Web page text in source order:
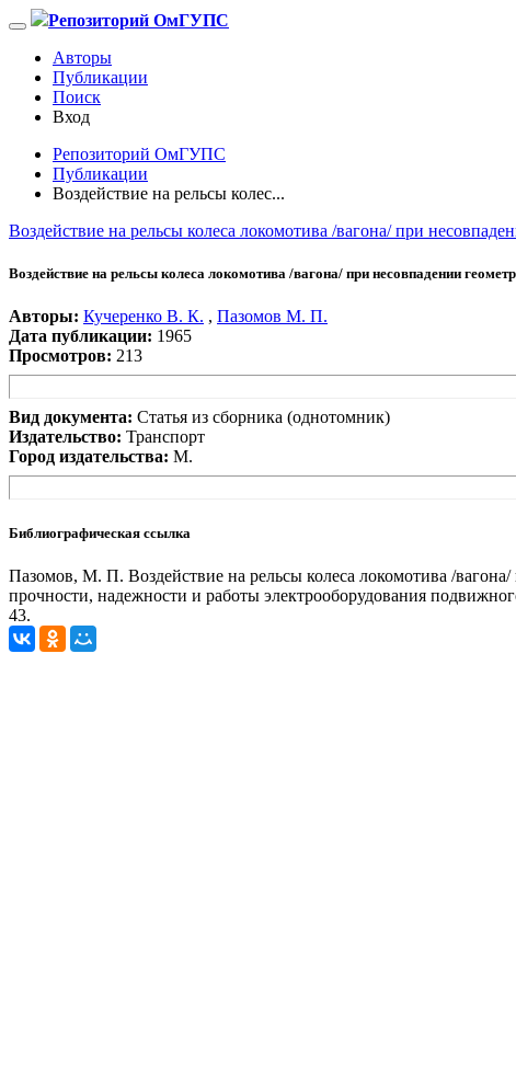
Репозиторий ОмГУПС
Авторы
Публикации
Поиск
Вход
Репозиторий ОмГУПС
Публикации
Воздействие на рельсы колес...
Воздействие на рельсы колеса локомотива /вагона/ при
Воздействие на рельсы колеса локомотива /вагона/ при несовпадении
Авторы: Кучеренко В. К. , Пазомов М. П.
Дата публикации: 1965
Просмотров: 213
Вид документа: Статья из сборника (однотомник)
Издательство: Транспорт
Город издательства: М.
Библиографическая ссылка
Пазомов, М. П. Воздействие на рельсы колеса локомотива /
прочности, надежности и работы электрооборудования
43.